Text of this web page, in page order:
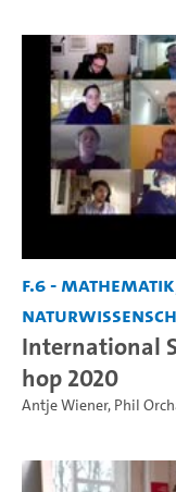
F.6 -
International
hop 2020
Antje Wiener, Phil